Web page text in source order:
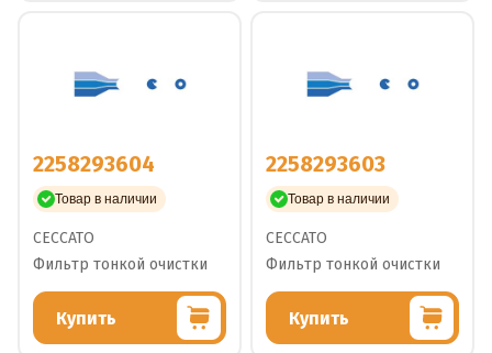
2258293604
Товар в наличии
CECCATO
Фильтр тонкой очистки
Купить
2258293603
Товар в наличии
CECCATO
Фильтр тонкой очистки
Купить